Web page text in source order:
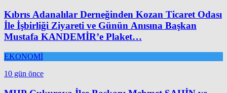
Kıbrıs Adanalılar Derneğinden Kozan Ticaret Odası
İle İşbirliği Ziyareti ve Günün Anısına Başkan
Mustafa KANDEMİR’e Plaket…
EKONOMİ
10 gün önce